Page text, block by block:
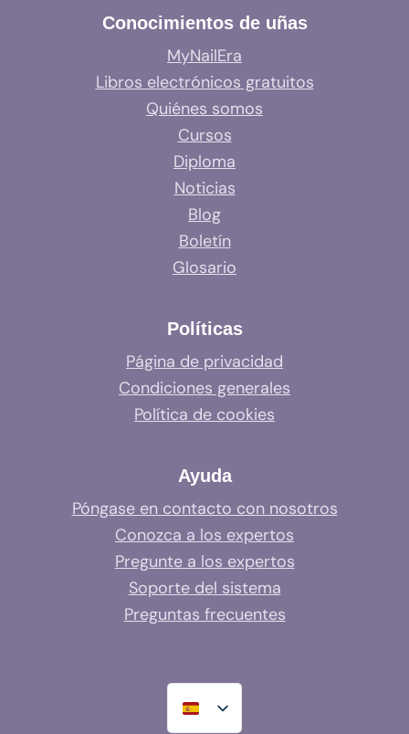
Conocimientos de uñas
MyNailEra
Libros electrónicos gratuitos
Quiénes somos
Cursos
Diploma
Noticias
Blog
Boletín
Glosario
Políticas
Página de privacidad
Condiciones generales
Política de cookies
Ayuda
Póngase en contacto con nosotros
Conozca a los expertos
Pregunte a los expertos
Soporte del sistema
Preguntas frecuentes